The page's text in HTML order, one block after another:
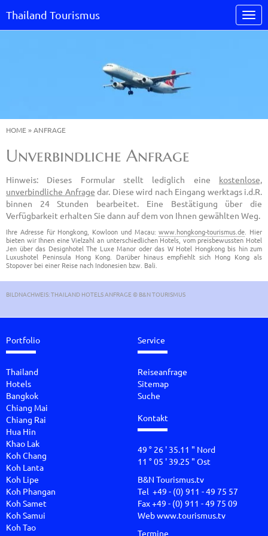
Thailand Tourismus
HOME»ANFRAGE
Unverbindliche Anfrage
Hinweis: Dieses Formular stellt lediglich eine kostenlose,
unverbindliche Anfrage dar. Diese wird nach Eingang werktags i.d.R.
binnen 24 Stunden bearbeitet. Eine Bestätigung über die
Verfügbarkeit erhalten Sie dann auf dem von Ihnen gewählten Weg.
Ihre Adresse für Hongkong, Kowloon und Macau:www.hongkong-tourismus.de. Hier
bieten wir Ihnen eine Vielzahl an unterschiedlichen Hotels, vom preisbewussten Hotel
Jen über das Designhotel The Luxe Manor oder das W Hotel Hongkong bis hin zum
Luxushotel Peninsula Hong Kong. Darüber hinaus empfiehlt sich Hong Kong als
Stopover bei einer Reise nach Indonesien bzw. Bali.
BILDNACHWEIS: THAILAND HOTELS ANFRAGE © B&N TOURISMUS
Portfolio
Thailand
Hotels
Bangkok
Chiang Mai
Chiang Rai
Hua Hin
Khao Lak
Koh Chang
Koh Lanta
Koh Lipe
Koh Phangan
Koh Samet
Koh Samui
Koh Tao
Service
Reiseanfrage
Sitemap
Suche
Kontakt
49 ° 26 ' 35.11 " Nord
11 ° 05 ' 39.25 " Ost
B&N Tourismus.tv
Tel +49 - (0) 911 - 49 75 57
Fax +49 - (0) 911 - 49 75 09
Webwww.tourismus.tv
Termine